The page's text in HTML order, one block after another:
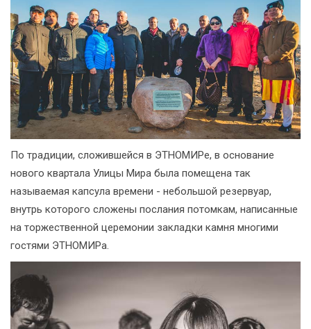
По традиции, сложившейся в ЭТНОМИРе, в основание
нового квартала Улицы Мира была помещена так
называемая капсула времени - небольшой резервуар,
внутрь которого сложены послания потомкам, написанные
на торжественной церемонии закладки камня многими
гостями ЭТНОМИРа.